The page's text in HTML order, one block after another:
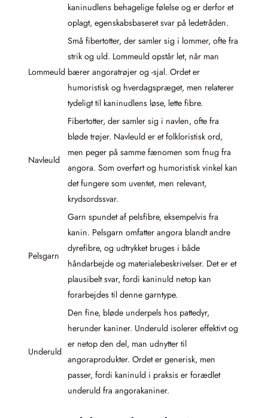
kaninudlens behagelige følelse og er derfor et
oplagt, egenskabsbaseret svar på ledetråden.
Lommeuld
Små fibertotter, der samler sig i lommer, ofte fra
strik og uld. Lommeuld opstår let, når man
bærer angoratrøjer og -sjal. Ordet er
humoristisk og hverdagspræget, men relaterer
tydeligt til kaninudlens løse, lette fibre.
Navleuld
Fibertotter, der samler sig i navlen, ofte fra
bløde trøjer. Navleuld er et folkloristisk ord,
men peger på samme fænomen som fnug fra
angora. Som overført og humoristisk vinkel kan
det fungere som uventet, men relevant,
krydsordssvar.
Pelsgarn
Garn spundet af pelsfibre, eksempelvis fra
kanin. Pelsgarn omfatter angora blandt andre
dyrefibre, og udtrykket bruges i både
håndarbejde og materialebeskrivelser. Det er et
plausibelt svar, fordi kaninuld netop kan
forarbejdes til denne garntype.
Underuld
Den fine, bløde underpels hos pattedyr,
herunder kaniner. Underuld isolerer effektivt og
er netop den del, man udnytter til
angoraprodukter. Ordet er generisk, men
passer, fordi kaninuld i praksis er forædlet
underuld fra angorakaniner.